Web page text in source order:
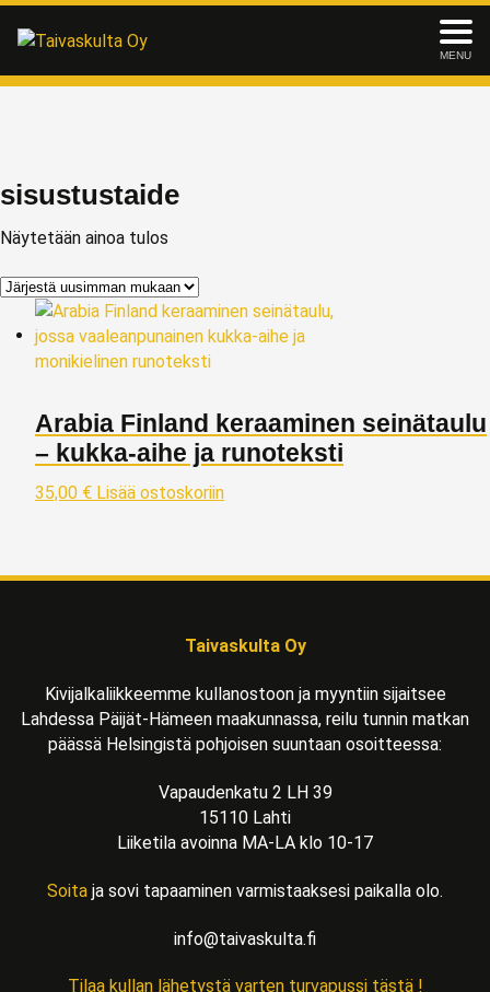
MENU
sisustustaide
Näytetään ainoa tulos
Arabia Finland keraaminen seinätaulu
– kukka-aihe ja runoteksti
35,00 € Lisää ostoskoriin
Taivaskulta Oy
Kivijalkaliikkeemme kullanostoon ja myyntiin sijaitsee
Lahdessa Päijät-Hämeen maakunnassa, reilu tunnin matkan
päässä Helsingistä pohjoisen suuntaan osoitteessa:
Vapaudenkatu 2 LH 39
15110 Lahti
Liiketila avoinna MA-LA klo 10-17
Soita ja sovi tapaaminen varmistaaksesi paikalla olo.
info@taivaskulta.fi
Tilaa kullan lähetystä varten turvapussi tästä !